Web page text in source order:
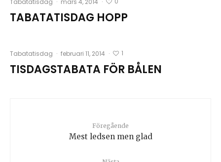
Tabatatisdag · mars 4, 2014 ·
TABATATISDAG HOPP
Tabatatisdag · februari 11, 2014 · 1
TISDAGSTABATA FÖR BÅLEN
Föregående
Mest ledsen men glad